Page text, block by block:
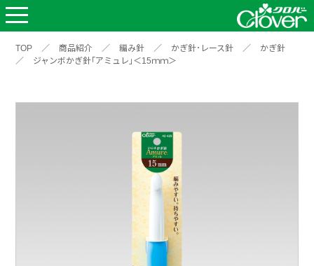
TOP ／ 商品紹介 ／ 編み針 ／ かぎ針･レース針 ／
かぎ針
／
ジャンボかぎ針｢アミュレ｣＜15ｍｍ＞